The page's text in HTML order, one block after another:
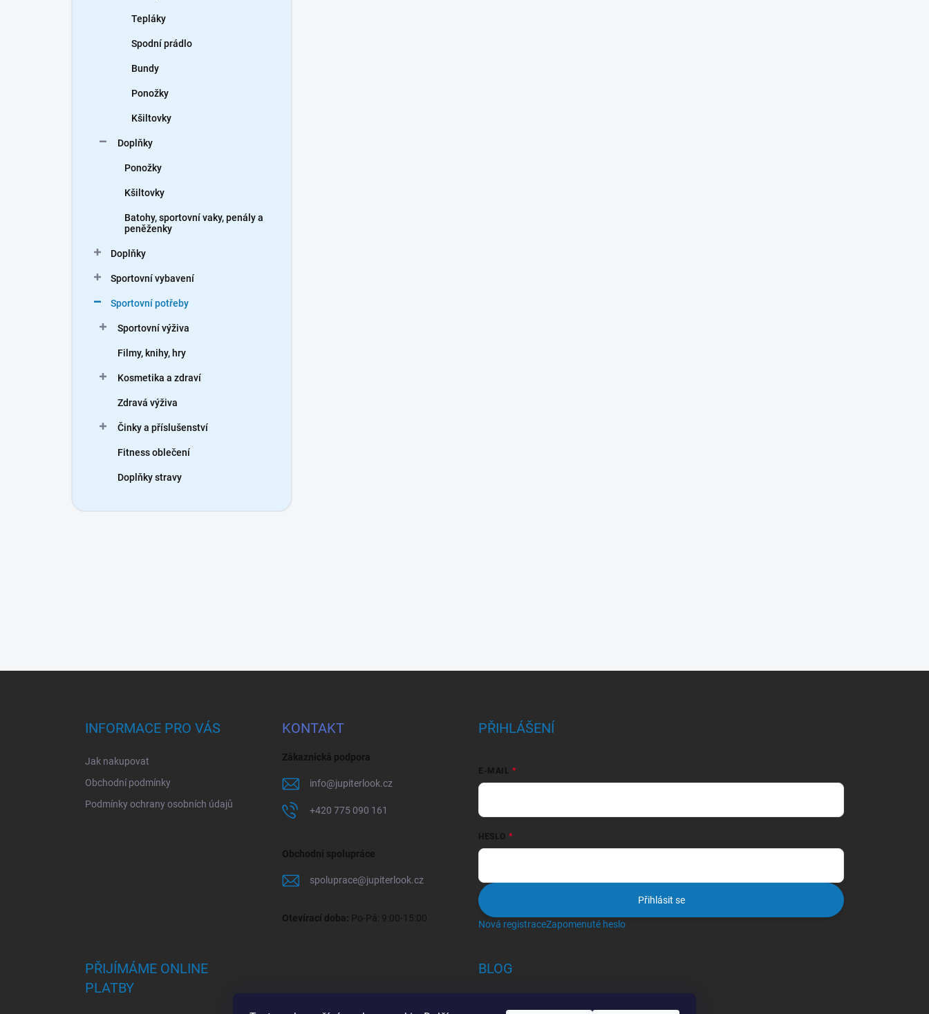
Tepláky
Spodní prádlo
Bundy
Ponožky
Kšiltovky
Doplňky
Ponožky
Kšiltovky
Batohy, sportovní vaky, penály a
peněženky
Doplňky
Sportovní vybavení
Sportovní potřeby
Sportovní výživa
Filmy, knihy, hry
Kosmetika a zdraví
Zdravá výživa
Činky a příslušenství
Fitness oblečení
Doplňky stravy
INFORMACE PRO VÁS
Jak nakupovat
Obchodní podmínky
Podmínky ochrany osobních údajů
KONTAKT
Zákaznická podpora
info@jupiterlook.cz
+420 775 090 161
Obchodní spolupráce
spoluprace@jupiterlook.cz
Otevírací doba: Po-Pá: 9:00-15:00
PŘIHLÁŠENÍ
E-MAIL
HESLO
Přihlásit se
Nová registraceZapomenuté heslo
PŘIJÍMÁME ONLINE
PLATBY
BLOG